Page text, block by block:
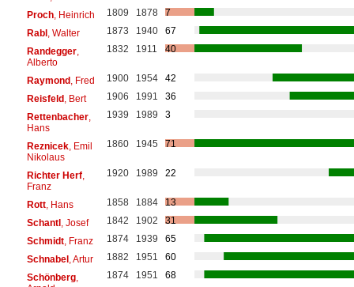
Proch, Heinrich 1809 1878
7
Rabl, Walter 1873 1940
67
Randegger,
Alberto
1832 1911 40
Raymond, Fred 1900 1954
42
Reisfeld, Bert 1906 1991
36
Rettenbacher,
Hans
1939 1989 3
Reznicek, Emil
Nikolaus
1860 1945 71
Richter Herf,
Franz
1920 1989 22
Rott, Hans 1858 1884
13
Schantl, Josef 1842 1902
31
Schmidt, Franz 1874 1939
65
Schnabel, Artur 1882 1951
60
Schönberg,
1874 1951 68